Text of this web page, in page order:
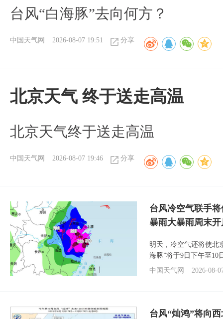
台风“白海豚”去向何方？
中国天气网 2026-08-07 19:51 分享
北京天气 终于送走高温
北京天气终于送走高温
中国天气网 2026-08-07 19:46 分享
台风冷空气联手
暴雨大暴雨周末开
明天，冷空气还将使北
海豚”将于9日下午至10
中国天气网
2026-08-
台风“灿鸿”将向